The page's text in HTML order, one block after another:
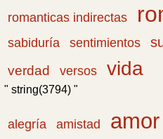
romanticas indirectas
sabiduría sentimientos
verdad
versos vida
" string(3794) "
alegría amistad amor